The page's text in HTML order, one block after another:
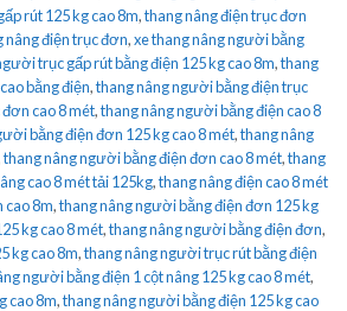
rút 125 kg cao 8m,thang nâng điện trục đơn
nâng điện trục đơn,xe thang nâng người bằng
trục gấp rút bằng điện 125 kg cao 8m,thang
bằng điện,thang nâng người bằng điện trục
cao 8 mét,thang nâng người bằng điện cao 8
bằng điện đơn 125 kg cao 8 mét,thang nâng
thang nâng người bằng điện đơn cao 8 mét,thang
cao 8 mét tải 125kg,thang nâng điện cao 8 mét
cao 8m,thang nâng người bằng điện đơn 125 kg
kg cao 8 mét,thang nâng người bằng điện đơn,
kg cao 8m,thang nâng người trục rút bằng điện
người bằng điện 1 cột nâng 125 kg cao 8 mét,
cao 8m,thang nâng người bằng điện 125 kg cao